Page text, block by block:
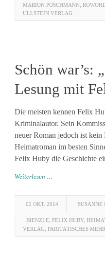
MARION POSCHMANN
ULLSTEIN VERLAG
Schön war’s:
Lesung mit
Die meisten kennen Felix
Kriminalautor. Sein
neuer Roman jedoch ist
Heimatroman im besten
Felix Huby die Geschichte
Weiterlesen …
02 OKT. 2014 SUSANNE
BIENZLE FELIX HUBY,
VERLAG PARITÄTISCHES